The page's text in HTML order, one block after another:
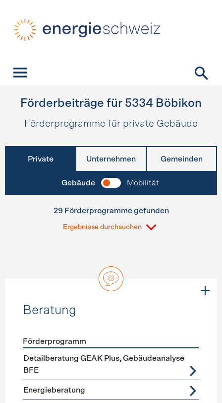
Förderbeiträge für 5334 Böbikon
Förderprogramme für private Gebäude
Private Unternehmen Gemeinden
Gebäude Mobilität
29 Förderprogramme gefunden
Ergebnisse durchsuchen
Beratung
Förderprogramme Beratung
Förderprogramm
Detailberatung GEAK Plus, Gebäudeanalyse
BFE
Energieberatung